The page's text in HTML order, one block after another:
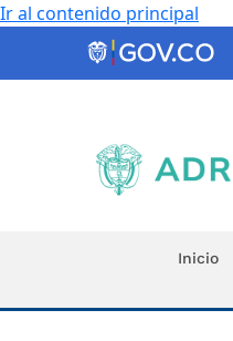
Ir al contenido principal
ADRES
Inicio